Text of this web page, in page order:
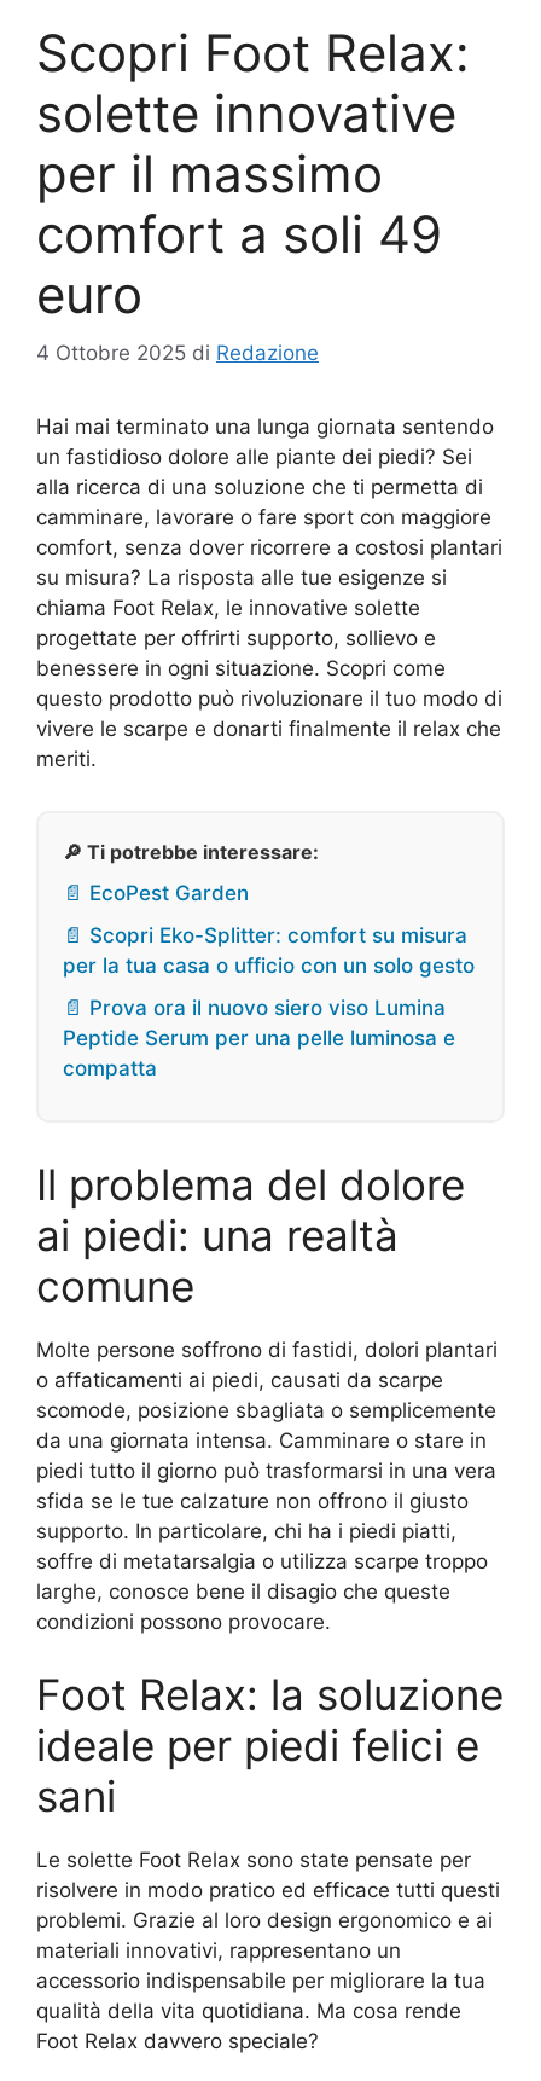
Scopri Foot Relax:
solette innovative
per il massimo
comfort a soli 49
euro
4 Ottobre 2025 di Redazione
Hai mai terminato una lunga giornata sentendo
un fastidioso dolore alle piante dei piedi? Sei
alla ricerca di una soluzione che ti permetta di
camminare, lavorare o fare sport con maggiore
comfort, senza dover ricorrere a costosi plantari
su misura? La risposta alle tue esigenze si
chiama Foot Relax, le innovative solette
progettate per offrirti supporto, sollievo e
benessere in ogni situazione. Scopri come
questo prodotto può rivoluzionare il tuo modo di
vivere le scarpe e donarti finalmente il relax che
meriti.
🔎 Ti potrebbe interessare:
📄 EcoPest Garden
📄 Scopri Eko-Splitter: comfort su misura
per la tua casa o ufficio con un solo gesto
📄 Prova ora il nuovo siero viso Lumina
Peptide Serum per una pelle luminosa e
compatta
Il problema del dolore
ai piedi: una realtà
comune
Molte persone soffrono di fastidi, dolori plantari
o affaticamenti ai piedi, causati da scarpe
scomode, posizione sbagliata o semplicemente
da una giornata intensa. Camminare o stare in
piedi tutto il giorno può trasformarsi in una vera
sfida se le tue calzature non offrono il giusto
supporto. In particolare, chi ha i piedi piatti,
soffre di metatarsalgia o utilizza scarpe troppo
larghe, conosce bene il disagio che queste
condizioni possono provocare.
Foot Relax: la soluzione
ideale per piedi felici e
sani
Le solette Foot Relax sono state pensate per
risolvere in modo pratico ed efficace tutti questi
problemi. Grazie al loro design ergonomico e ai
materiali innovativi, rappresentano un
accessorio indispensabile per migliorare la tua
qualità della vita quotidiana. Ma cosa rende
Foot Relax davvero speciale?